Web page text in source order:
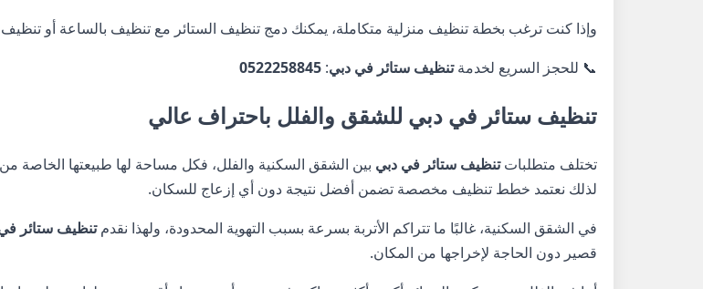
وإذا كنت ترغب بخطة تنظيف منزلية متكاملة، يمكنك دمج تنظيف الستائر مع تنظيف بالساعة أو تنظيف
📞 للحجز السريع لخدمةتنظيف ستائر في دبي:
0522258845
تنظيف ستائر في دبي للشقق والفلل باحتراف عالي
تختلف متطلباتتنظيف ستائر في دبي بين الشقق السكنية والفلل، فكل مساحة لها طبيعتها الخاصة
لذلك نعتمد خطط تنظيف مخصصة تضمن أفضل نتيجة دون أي إزعاج للسكان.
في الشقق السكنية، غالبًا ما تتراكم الأتربة بسرعة بسبب التهوية المحدودة، ولهذا نقدمتنظيف ستائر
قصير دون الحاجة لإخراجها من المكان.